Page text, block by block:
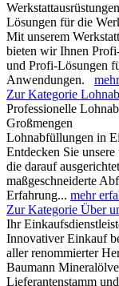
Lösungen für die
Mit unserem
bieten wir Ihnen
und Profi-Lösungen
Anwendungen.
Zur Kategorie
Professionelle
Großmengen
Lohnabfüllungen in
Entdecken Sie
die darauf
maßgeschneiderte
Erfahrung... mehr
Zur Kategorie Über
Ihr
Innovativer Einkauf
aller renommierter
Baumann
Lieferantenstamm